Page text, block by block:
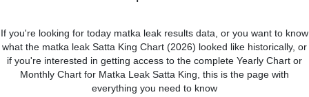
If you're looking for today matka leak results data, or you want to know
what the matka leak Satta King Chart (2026) looked like historically, or
if you're interested in getting access to the complete Yearly Chart or
Monthly Chart for Matka Leak Satta King, this is the page with
everything you need to know